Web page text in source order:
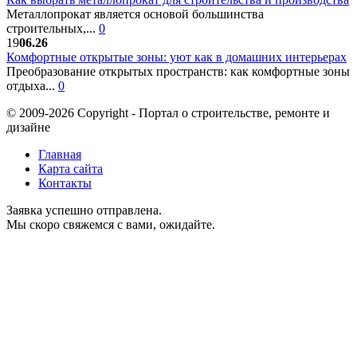
Металлопрокат является основой большинства
строительных,... 0
1906.26
Комфортные открытые зоны: уют как в домашних интерьерах
Преобразование открытых пространств: как комфортные зоны
отдыха... 0
© 2009-2026 Copyright - Портал о строительстве, ремонте и
дизайне
Главная
Карта сайта
Контакты
Заявка успешно отправлена.
Мы скоро свяжемся с вами, ожидайте.